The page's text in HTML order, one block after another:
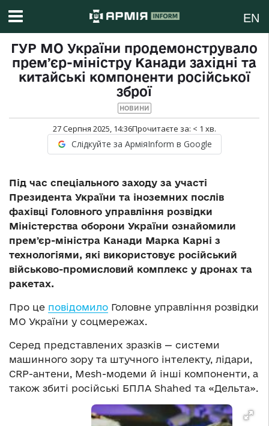
EN
ГУР МО України продемонструвало
премʼєр-міністру Канади західні та
китайські компоненти російської
зброї
НОВИНИ
27 Серпня 2025, 14:36Прочитаєте за: < 1 хв.
Слідкуйте за АрміяInform в Google
Під час спеціального заходу за участі
Президента України та іноземних послів
фахівці Головного управління розвідки
Міністерства оборони України ознайомили
премʼєр-міністра Канади Марка Карні з
технологіями, які використовує російський
військово-промисловий комплекс у дронах та
ракетах.
Про це повідомило Головне управління розвідки
МО України у соцмережах.
Серед представлених зразків — системи
машинного зору та штучного інтелекту, лідари,
CRP-антени, Mesh-модеми й інші компоненти, а
також збиті російські БПЛА Shahed та «Дельта».